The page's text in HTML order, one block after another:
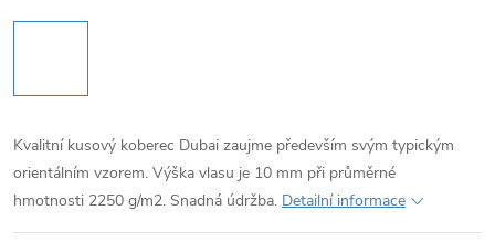
Kvalitní kusový koberec Dubai zaujme především svým typickým
orientálním vzorem. Výška vlasu je 10 mm při průměrné
hmotnosti 2250 g/m2. Snadná údržba. Detailní informace